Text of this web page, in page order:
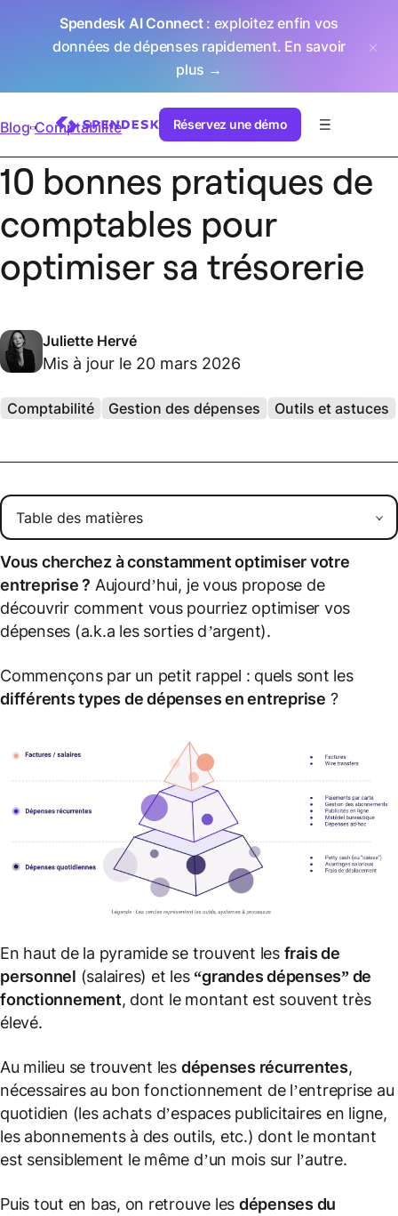
Spendesk AI Connect: exploitez enfin vos
données de dépenses rapidement. En savoir
plus →
Réservez une démo
Blog Comptabilité
10 bonnes pratiques de
comptables pour
optimiser sa trésorerie
Juliette Hervé
Mis à jour le 20 mars 2026
Comptabilité Gestion des dépenses Outils et astuces
Vous cherchez à constamment optimiser votre
entreprise ? Aujourd’hui, je vous propose de
découvrir comment vous pourriez optimiser vos
dépenses (a.k.a les sorties d’argent).
Commençons par un petit rappel : quels sont les
différents types de dépenses en entreprise ?
En haut de la pyramide se trouvent les frais de
personnel (salaires) et les “grandes dépenses” de
fonctionnement, dont le montant est souvent très
élevé.
Au milieu se trouvent les dépenses récurrentes,
nécessaires au bon fonctionnement de l’entreprise au
quotidien (les achats d’espaces publicitaires en ligne,
les abonnements à des outils, etc.) dont le montant
est sensiblement le même d’un mois sur l’autre.
Puis tout en bas, on retrouve les dépenses du